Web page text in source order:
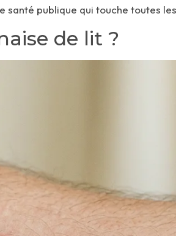
santé publique qui touche toutes
de lit ?